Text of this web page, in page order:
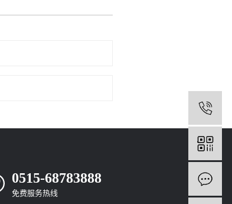
0515-68783888
免费服务热线